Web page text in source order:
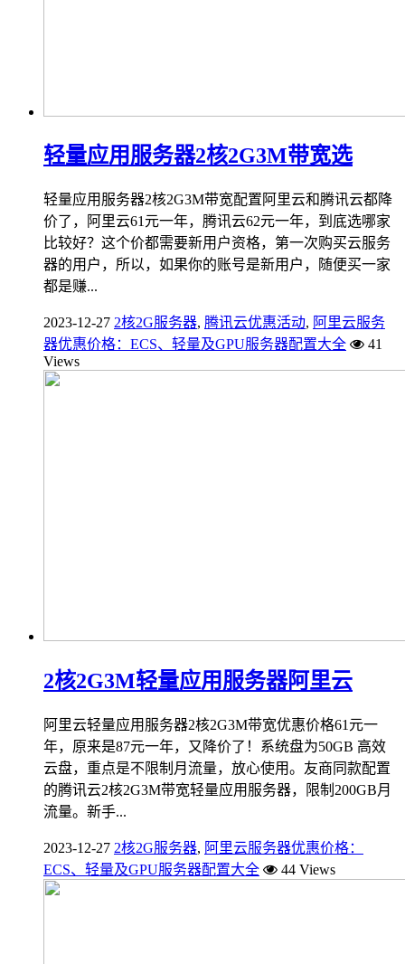
轻量应用服务器2核2G3M带宽选
轻量应用服务器2核2G3M带宽配置阿里云和腾讯云都降
价了，阿里云61元一年，腾讯云62元一年，到底选哪家
比较好？这个价都需要新用户资格，第一次购买云服务
器的用户，所以，如果你的账号是新用户，随便买一家
都是赚...
2023-12-27 2核2G服务器, 腾讯云优惠活动, 阿里云服务
器优惠价格：ECS、轻量及GPU服务器配置大全
41
Views
2核2G3M轻量应用服务器阿里云
阿里云轻量应用服务器2核2G3M带宽优惠价格61元一
年，原来是87元一年，又降价了！系统盘为50GB 高效
云盘，重点是不限制月流量，放心使用。友商同款配置
的腾讯云2核2G3M带宽轻量应用服务器，限制200GB月
流量。新手...
2023-12-27 2核2G服务器, 阿里云服务器优惠价格：
ECS、轻量及GPU服务器配置大全
44 Views